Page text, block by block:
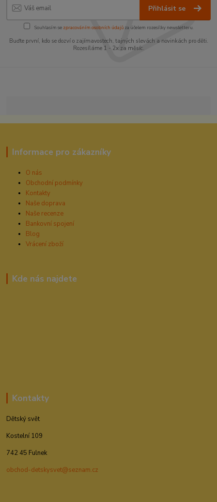
Přihlásit se
Souhlasím se zpracováním osobních údajůza účelem rozesílky newsletteru.
Buďte první, kdo se dozví o zajímavostech, tajných slevách a novinkách pro děti.
Rozesíláme 1 - 2x za měsíc.
Informace pro zákazníky
O nás
Obchodní podmínky
Kontakty
Naše doprava
Naše recenze
Bankovní spojení
Blog
Vrácení zboží
Kde nás najdete
Kontakty
Dětský svět
Kostelní 109
742 45 Fulnek
obchod-detskysvet@seznam.cz